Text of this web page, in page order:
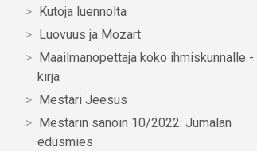
Kutoja luennolta
Luovuus ja Mozart
Maailmanopettaja koko ihmiskunnalle -
kirja
Mestari Jeesus
Mestarin sanoin 10/2022: Jumalan
edusmies